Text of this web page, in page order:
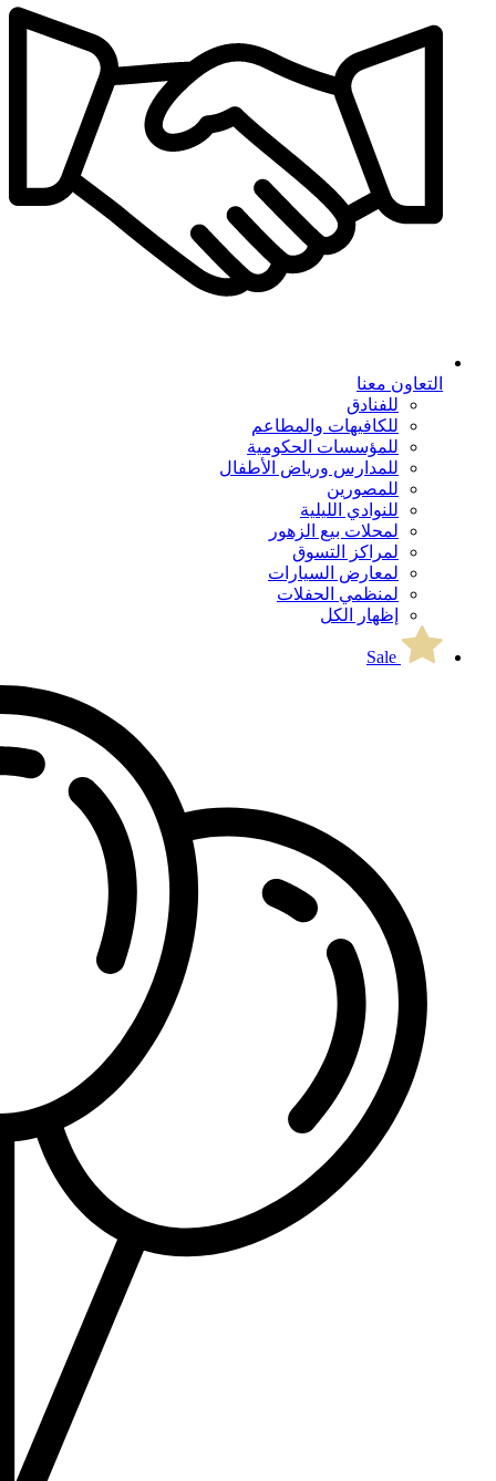
التعاون معنا
للفنادق
للكافيهات والمطاعم
للمؤسسات الحكومية
للمدارس ورياض الأطفال
للمصورين
للنوادي الليلية
لمحلات بيع الزهور
لمراكز التسوق
لمعارض السيارات
لمنظمي الحفلات
إظهار الكل